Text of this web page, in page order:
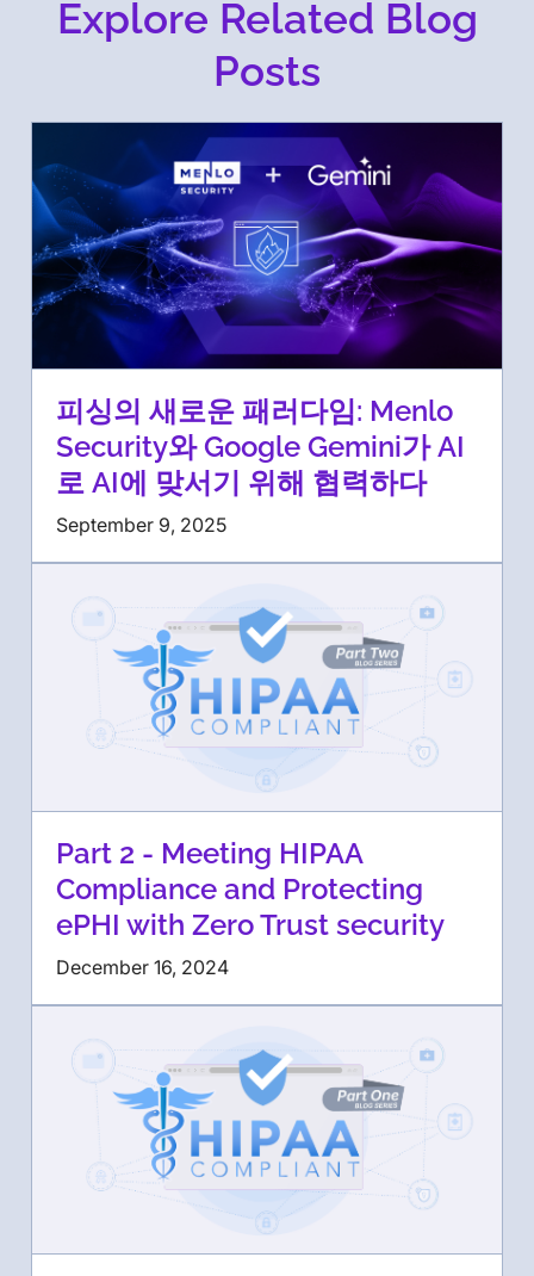
Explore Related Blog
Posts
피싱의 새로운 패러다임: Menlo
Security와 Google Gemini가 AI
로 AI에 맞서기 위해 협력하다
September 9, 2025
Part 2 - Meeting HIPAA
Compliance and Protecting
ePHI with Zero Trust security
December 16, 2024